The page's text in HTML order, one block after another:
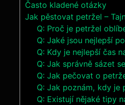
Často kladené otázky
Jak⁣ pěstovat petržel –
Q: Proč je petržel
Q: Jaké jsou ​nejlepší
Q: Kdy je nejlepší čas
Q: Jak správně sázet
Q: Jak pečovat ‍o
Q: Jak poznám, kdy je
Q:⁣ Existují nějaké⁤ tipy